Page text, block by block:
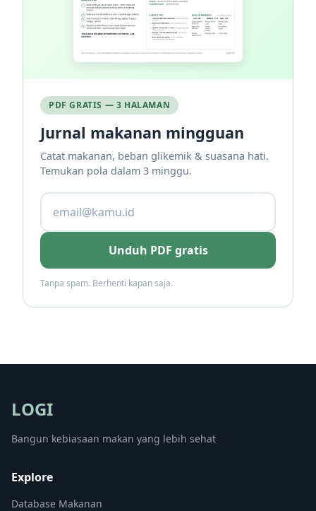
PDF GRATIS — 3 HALAMAN
Jurnal makanan mingguan
Catat makanan, beban glikemik & suasana hati.
Temukan pola dalam 3 minggu.
Unduh PDF gratis
Tanpa spam. Berhenti kapan saja.
LOGI
Bangun kebiasaan makan yang lebih sehat
Explore
Database Makanan